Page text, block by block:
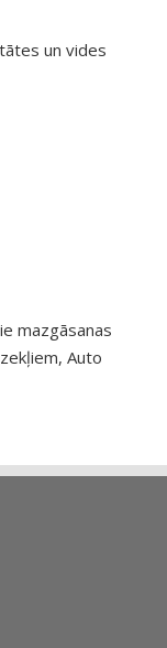
un vides
mazgāsanas
Auto